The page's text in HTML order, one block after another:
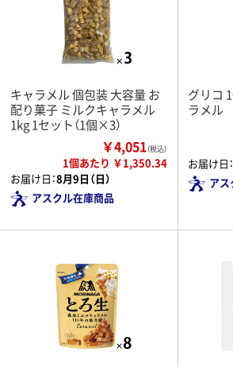
キャラメル 個包装 大容量 お
配り菓子 ミルクキャラメル
1kg 1セット（1個×3）
￥4,051（税込）
1個あたり ￥1,350.34
お届け日：8月9日（日）
アスクル在庫商品
グリコ
ラメル
お届け日：
アス